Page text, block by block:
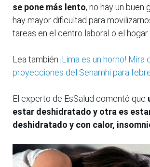
se pone más lento, no hay un buen
hay mayor dificultad para
tareas en el centro laboral o el hogar.
Lea también ¡Lima es un horno! Mira
proyecciones del Senamhi para
El experto de EsSalud comentó que
estar deshidratado y otra es
deshidratado y con calor,